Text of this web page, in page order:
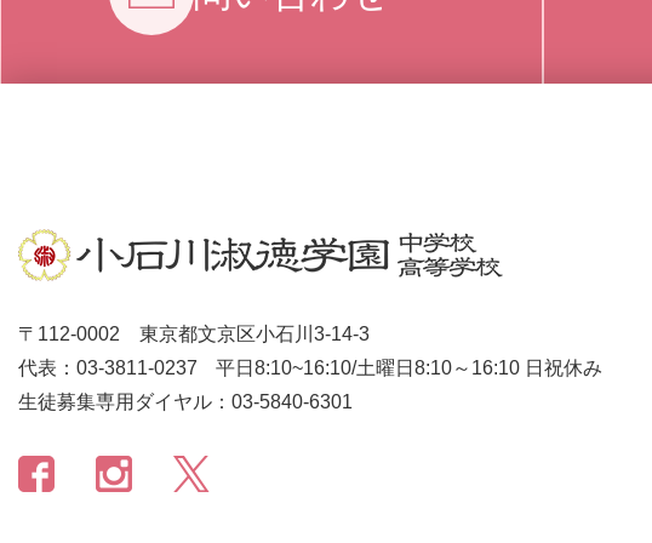
〒112-0002 東京都文京区小石川3-14-3
代表：03-3811-0237
平日8:10~16:10/土曜日8:10～16:10 日祝休み
生徒募集専用ダイヤル：03-5840-6301